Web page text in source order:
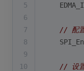
5
6
7
// 配置
8
9
10
// 设置